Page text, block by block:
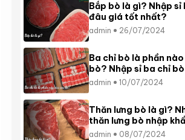
Bắp bò là gì? Nhập sỉ
đâu giá tốt nhất?
admin 26/07/2024
Ba chỉ bò là phần
bò? Nhập sỉ ba chỉ
admin 10/07/2024
Thăn lưng bò là gì?
thăn lưng bò nhập
admin 08/07/2024